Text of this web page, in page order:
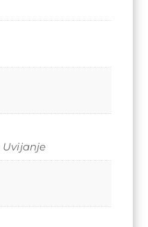
Uvijanje